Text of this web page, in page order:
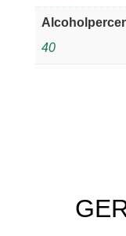
40